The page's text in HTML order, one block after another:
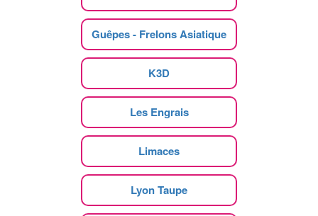
Guêpes - Frelons Asiatique
K3D
Les Engrais
Limaces
Lyon Taupe